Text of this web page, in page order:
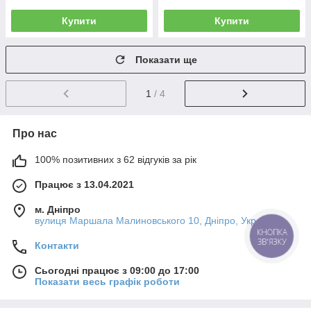
Купити Купити
Показати ще
1 / 4
Про нас
100% позитивних з 62 відгуків за рік
Працює з 13.04.2021
м. Дніпро
вулиця Маршала Малиновського 10, Дніпро, Україна
Контакти
Сьогодні працює з 09:00 до 17:00
Показати весь графік роботи
КНОПКА
ЗВ'ЯЗКУ